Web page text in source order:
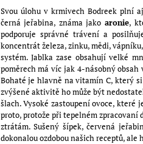
Svou úlohu v krmivech Bodreek plní
černá jeřabina, známa jakoaronie,
podporuje správné trávení a
koncentrát železa, zinku, mědi,
systém. Jablka zase obsahují velké
poměrech má víc jak 4-násobný
Bohaté je hlavně na vitamín C, který
zvýšené aktivitě ho může být
šlach. Vysoké zastoupení ovoce,
proto, protože při tepelném zpracovaní
ztrátám. Sušený šípek, červená
dokonalou ozdobou našich receptů,